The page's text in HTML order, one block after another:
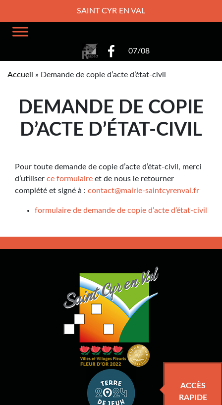
SAINT CYR EN VAL
07/08
ACCÈS
RAPIDE
Accueil » Demande de copie d’acte d’état-civil
DEMANDE DE COPIE
D’ACTE D’ÉTAT-CIVIL
Pour toute demande de copie d’acte d’état-civil, merci
d’utiliser ce formulaire et de nous le retourner
complété et signé à : contact@mairie-saintcyrenval.fr
formulaire de demande de copie d’acte d’état-civil